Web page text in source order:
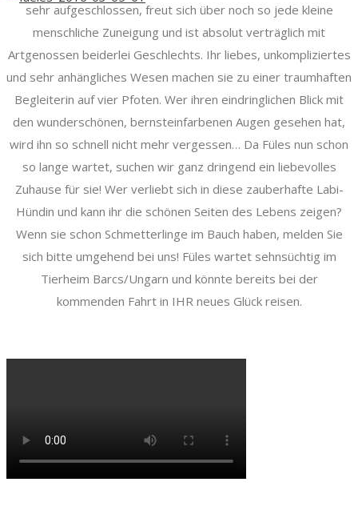
sehr aufgeschlossen, freut sich über noch so jede kleine
menschliche Zuneigung und ist absolut verträglich mit
Artgenossen beiderlei Geschlechts. Ihr liebes, unkompliziertes
und sehr anhängliches Wesen machen sie zu einer traumhaften
Begleiterin auf vier Pfoten. Wer ihren eindringlichen Blick mit
den wunderschönen, bernsteinfarbenen Augen gesehen hat,
wird ihn so schnell nicht mehr vergessen… Da Füles nun schon
so lange wartet, suchen wir ganz dringend ein liebevolles
Zuhause für sie! Wer verliebt sich in diese zauberhafte Labi-
Hündin und kann ihr die schönen Seiten des Lebens zeigen?
Wenn sie schon Schmetterlinge im Bauch haben, melden Sie
sich bitte umgehend bei uns! Füles wartet sehnsüchtig im
Tierheim Barcs/Ungarn und könnte bereits bei der
kommenden Fahrt in IHR neues Glück reisen.